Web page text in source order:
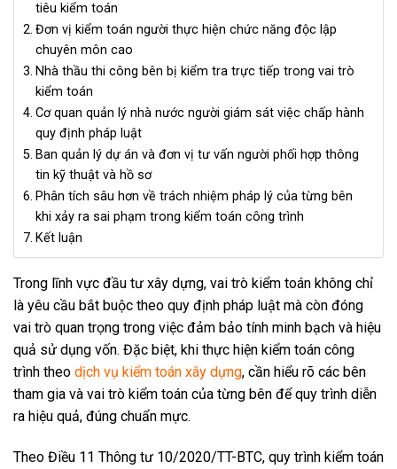
tiêu kiểm toán
Đơn vị kiểm toán người thực hiện chức năng độc lập
chuyên môn cao
Nhà thầu thi công bên bị kiểm tra trực tiếp trong vai trò
kiểm toán
Cơ quan quản lý nhà nước người giám sát việc chấp hành
quy định pháp luật
Ban quản lý dự án và đơn vị tư vấn người phối hợp thông
tin kỹ thuật và hồ sơ
Phân tích sâu hơn về trách nhiệm pháp lý của từng bên
khi xảy ra sai phạm trong kiểm toán công trình
Kết luận
Trong lĩnh vực đầu tư xây dựng, vai trò kiểm toán không chỉ
là yêu cầu bắt buộc theo quy định pháp luật mà còn đóng
vai trò quan trọng trong việc đảm bảo tính minh bạch và hiệu
quả sử dụng vốn. Đặc biệt, khi thực hiện kiểm toán công
trình theo dịch vụ kiểm toán xây dựng, cần hiểu rõ các bên
tham gia và vai trò kiểm toán của từng bên để quy trình diễn
ra hiệu quả, đúng chuẩn mực.
Theo Điều 11 Thông tư 10/2020/TT-BTC, quy trình kiểm toán